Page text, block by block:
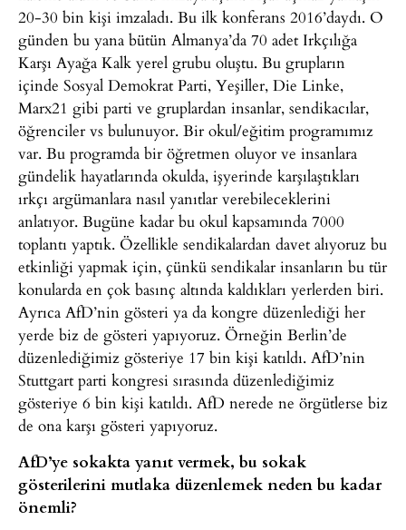
20-30 bin kişi imzaladı. Bu ilk konferans 2016’daydı. O
günden bu yana bütün Almanya’da 70 adet Irkçılığa
Karşı Ayağa Kalk yerel grubu oluştu. Bu grupların
içinde Sosyal Demokrat Parti, Yeşiller, Die Linke,
Marx21 gibi parti ve gruplardan insanlar, sendikacılar,
öğrenciler vs bulunuyor. Bir okul/eğitim programımız
var. Bu programda bir öğretmen oluyor ve insanlara
gündelik hayatlarında okulda, işyerinde karşılaştıkları
ırkçı argümanlara nasıl yanıtlar verebileceklerini
anlatıyor. Bugüne kadar bu okul kapsamında 7000
toplantı yaptık. Özellikle sendikalardan davet alıyoruz bu
etkinliği yapmak için, çünkü sendikalar insanların bu tür
konularda en çok basınç altında kaldıkları yerlerden biri.
Ayrıca AfD’nin gösteri ya da kongre düzenlediği her
yerde biz de gösteri yapıyoruz. Örneğin Berlin’de
düzenlediğimiz gösteriye 17 bin kişi katıldı. AfD’nin
Stuttgart parti kongresi sırasında düzenlediğimiz
gösteriye 6 bin kişi katıldı. AfD nerede ne örgütlerse biz
de ona karşı gösteri yapıyoruz.
AfD’ye sokakta yanıt vermek, bu sokak
gösterilerini mutlaka düzenlemek neden bu kadar
önemli?